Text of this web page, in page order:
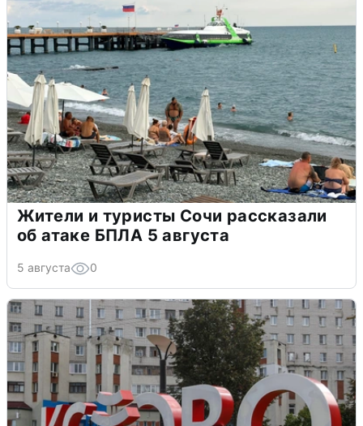
Жители и туристы Сочи рассказали
об атаке БПЛА 5 августа
5 августа 0